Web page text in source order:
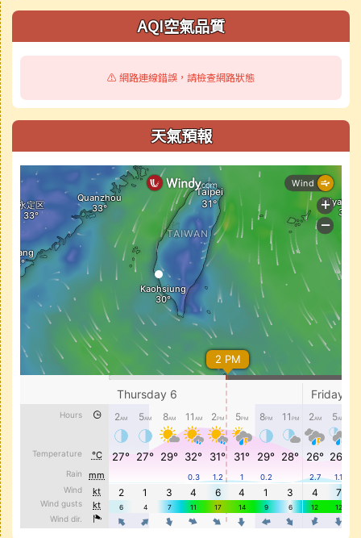
AQI空氣品質
⚠️ 網路連線錯誤，請檢查網路狀態
天氣預報